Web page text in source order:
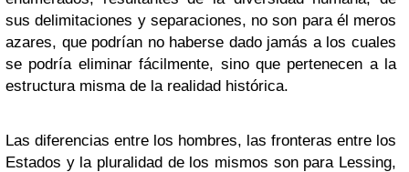
sus delimitaciones y separaciones, no son para él meros
azares, que podrían no haberse dado jamás a los cuales
se podría eliminar fácilmente, sino que pertenecen a la
estructura misma de la realidad histórica.
Las diferencias entre los hombres, las fronteras entre los
Estados y la pluralidad de los mismos son para Lessing,